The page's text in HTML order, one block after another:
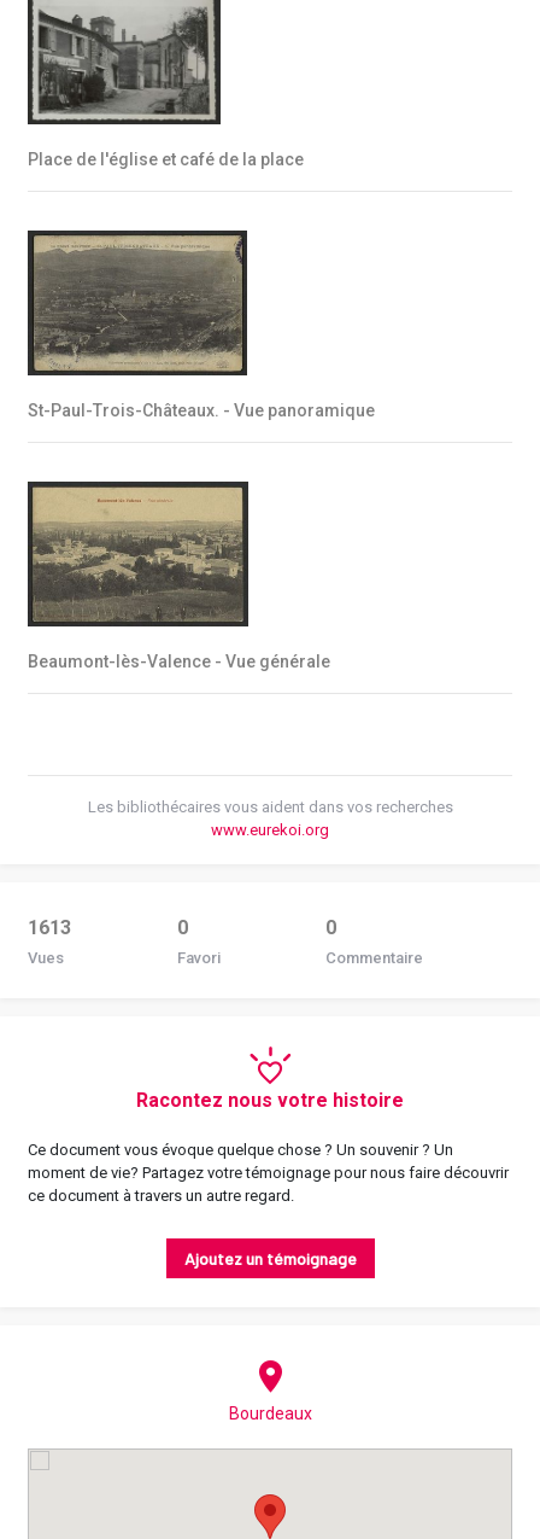
Place de l'église et café de la place
St-Paul-Trois-Châteaux. - Vue panoramique
Beaumont-lès-Valence - Vue générale
Les bibliothécaires vous aident dans vos recherches
www.eurekoi.org
1613
Vues
0
Favori
0
Commentaire
Racontez nous votre histoire
Ce document vous évoque quelque chose ? Un souvenir ? Un
moment de vie? Partagez votre témoignage pour nous faire découvrir
ce document à travers un autre regard.
Ajoutez un témoignage
Bourdeaux